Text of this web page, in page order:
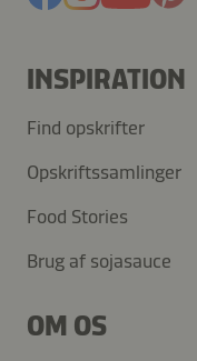
INSPIRATION
Find opskrifter
Opskriftssamlinger
Food Stories
Brug af sojasauce
OM OS